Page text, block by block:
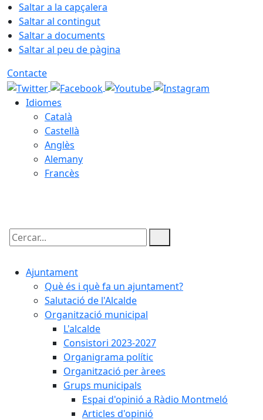
Saltar a la capçalera
Saltar al contingut
Saltar a documents
Saltar al peu de pàgina
Contacte
Idiomes
Català
Castellà
Anglès
Alemany
Francès
Cercar:
Ajuntament
Què és i què fa un ajuntament?
Salutació de l'Alcalde
Organització municipal
L'alcalde
Consistori 2023-2027
Organigrama polític
Organització per àrees
Grups municipals
Espai d'opinió a Ràdio Montmeló
Articles d'opinió